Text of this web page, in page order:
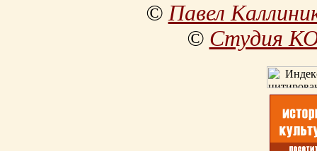
©Павел
© Студия